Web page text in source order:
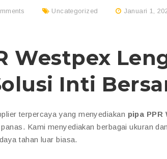
Uncategorized Januari 1,
Westpex
Inti
terpercaya yang menyediakan pipa
Kami menyediakan berbagai ukuran
tahan luar biasa.